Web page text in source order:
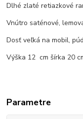
Dlhé zlaté retiazkové
Vnútro saténové,
Dosť veľká na mobil,
Výška 12 cm šírka 20
Parametre